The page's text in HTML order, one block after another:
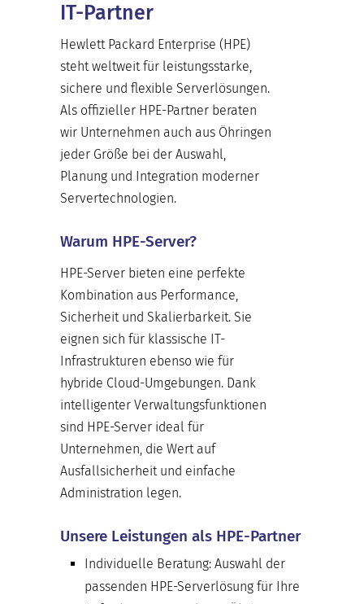
IT-Partner
Hewlett Packard Enterprise (HPE)
steht weltweit für leistungsstarke,
sichere und flexible Serverlösungen.
Als offizieller HPE-Partner beraten
wir Unternehmen auch aus Öhringen
jeder Größe bei der Auswahl,
Planung und Integration moderner
Servertechnologien.
Warum HPE-Server?
HPE-Server bieten eine perfekte
Kombination aus Performance,
Sicherheit und Skalierbarkeit. Sie
eignen sich für klassische IT-
Infrastrukturen ebenso wie für
hybride Cloud-Umgebungen. Dank
intelligenter Verwaltungsfunktionen
sind HPE-Server ideal für
Unternehmen, die Wert auf
Ausfallsicherheit und einfache
Administration legen.
Unsere Leistungen als HPE-Partner
Individuelle Beratung: Auswahl der
passenden HPE-Serverlösung für Ihre